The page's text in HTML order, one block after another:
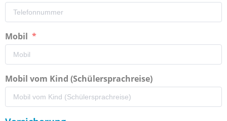
Mobil
Mobil vom Kind (Schülersprachreise)